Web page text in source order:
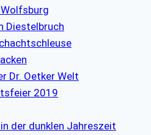
Diestelbruch
Dr. Oetker Welt
2019
der dunklen Jahreszeit